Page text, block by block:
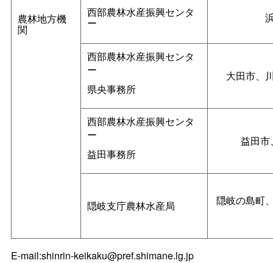
農林地方機
関
西部農林水産振興センタ
ー
西部農林水産振興センタ
ー
県央事務所
大田市、
西部農林水産振興センタ
ー
益田事務所
益田市
隠岐支庁農林水産局 隠岐の島町
E-mail:shinrin-keikaku@pref.shimane.lg.jp